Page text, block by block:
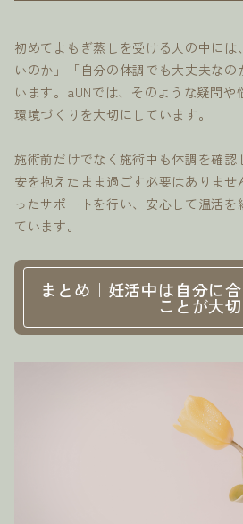
初めてよもぎ蒸しを受ける人の中には
いのか」「自分の体調でも大丈夫な
います。aUNでは、そのような疑問や
環境づくりを大切にしています。
施術前だけでなく施術中も体調を確認
安を抱えたまま過ごす必要はありま
ったサポートを行い、安心して温活を
ています。
まとめ｜妊活中は自分に
ことが大切